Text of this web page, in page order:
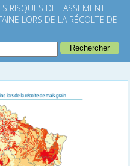
RISQUES DE TASSEMENT
LORS DE LA RÉCOLTE DE